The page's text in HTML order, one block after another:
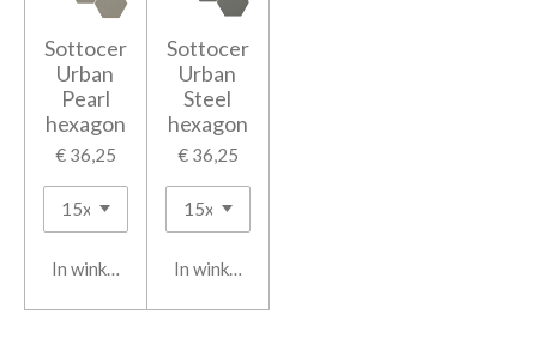
Sottocer
Urban
Pearl
hexagon
€ 36,25
In winkelwagen
Sottocer
Urban
Steel
hexagon
€ 36,25
In winkelwagen